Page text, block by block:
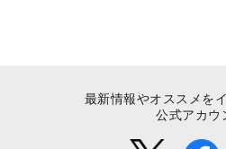
最新情報やオススメを
公式アカウ